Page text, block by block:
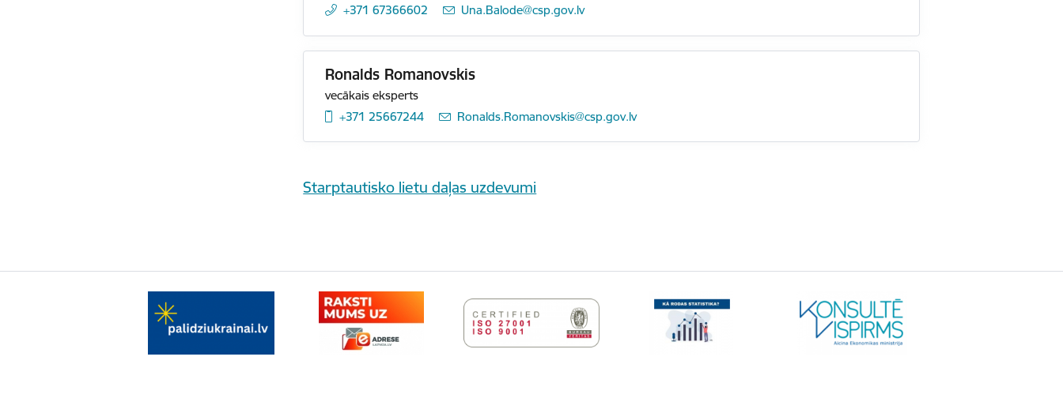
+371 67366602
E-pasts:
Una.Balode@csp.gov.lv
Ronalds Romanovskis
vecākais eksperts
+371 25667244
E-pasts:
Ronalds.Romanovskis@csp.gov.lv
Starptautisko lietu daļas uzdevumi